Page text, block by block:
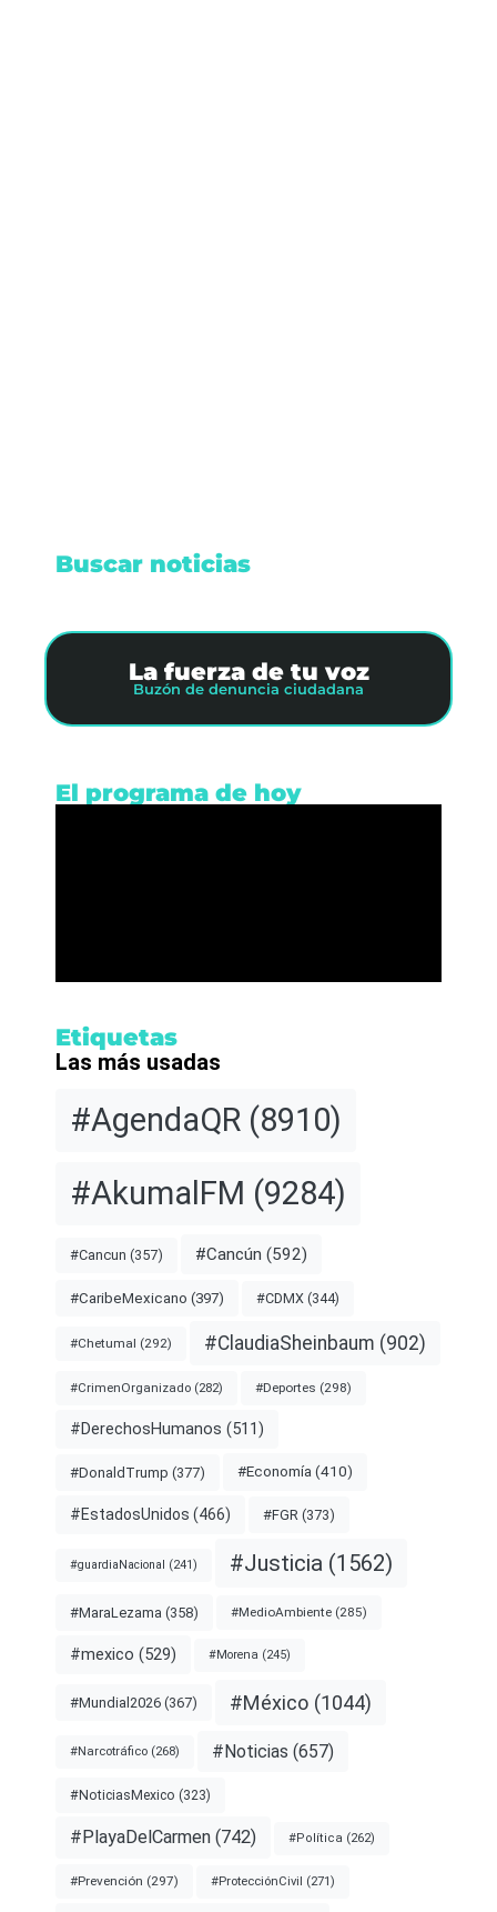
Buscar noticias
La fuerza de tu voz
Buzón de denuncia ciudadana
El programa de hoy
Etiquetas
Las más usadas
#AgendaQR (8910)
#AkumalFM (9284)
#Cancun (357) #Cancún (592)
#CaribeMexicano (397) #CDMX (344)
#Chetumal (292) #ClaudiaSheinbaum (902)
#CrimenOrganizado (282) #Deportes (298)
#DerechosHumanos (511)
#DonaldTrump (377) #Economía (410)
#EstadosUnidos (466) #FGR (373)
#guardiaNacional (241) #Justicia (1562)
#MaraLezama (358) #MedioAmbiente (285)
#mexico (529) #Morena (245)
#Mundial2026 (367) #México (1044)
#Narcotráfico (268) #Noticias (657)
#NoticiasMexico (323)
#PlayaDelCarmen (742) #Política (262)
#Prevención (297) #ProtecciónCivil (271)